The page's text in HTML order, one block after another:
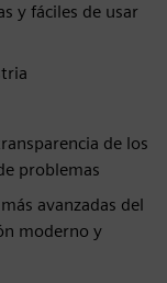
y fáciles de usar
de los
problemas
avanzadas del
moderno y